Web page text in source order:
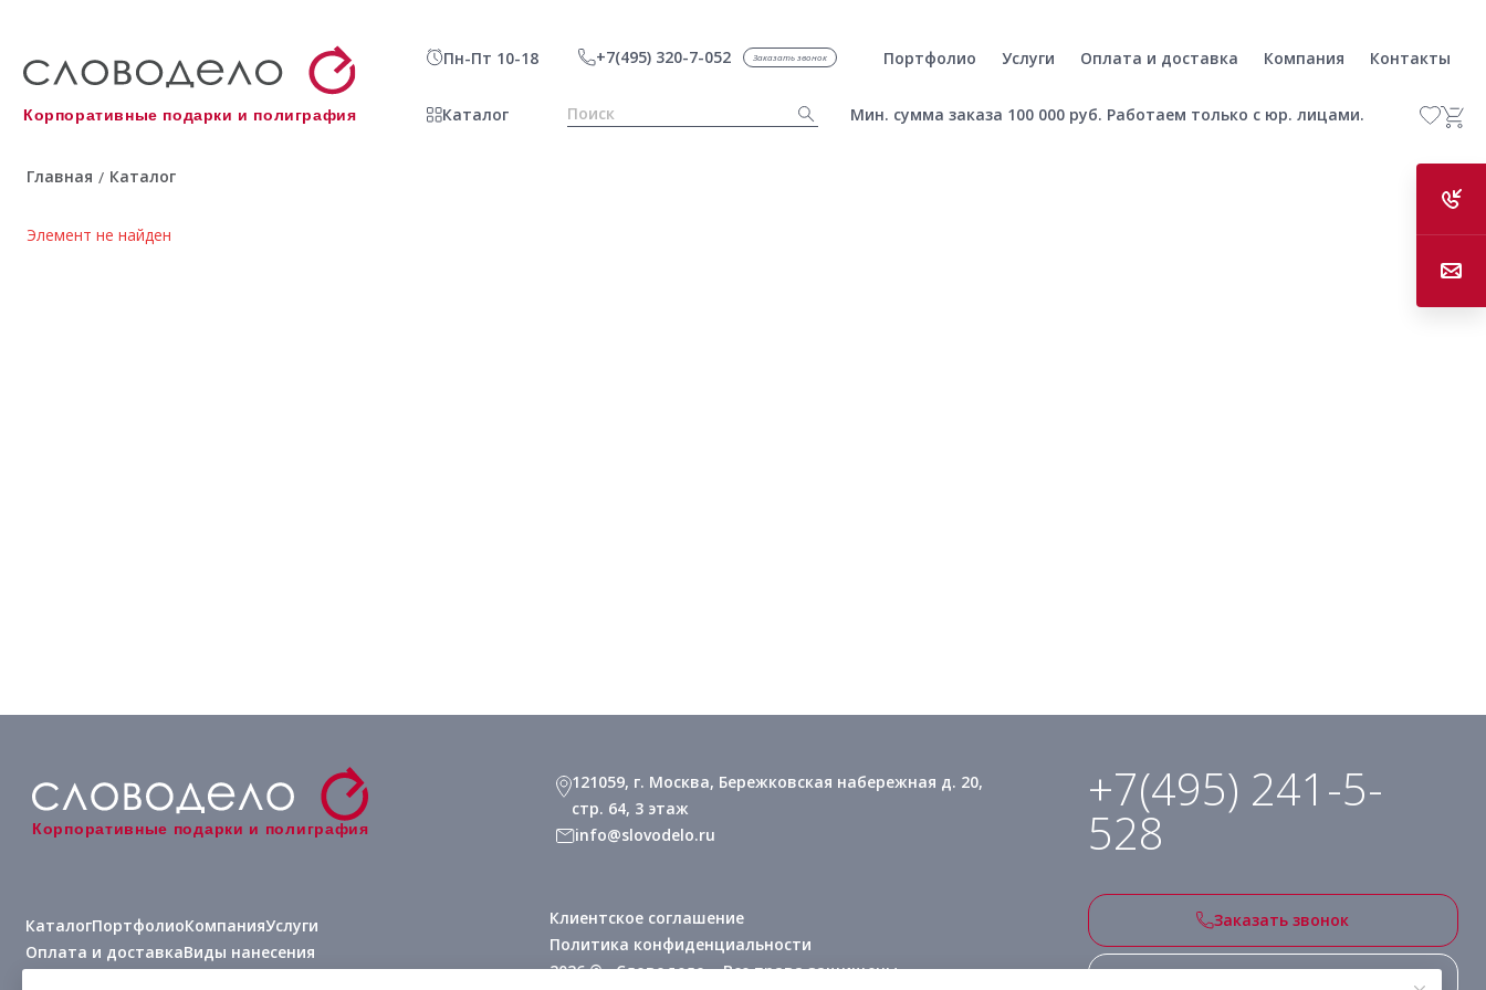
Корпоративные подарки и полиграфия
Пн-Пт 10-18 +7(495) 320-7-052 Заказать звонок Портфолио Услуги Оплата и доставка Компания Контакты
Каталог Мин. сумма заказа 100 000 руб. Работаем только с юр. лицами.
Главная / Каталог
Элемент не найден
Корпоративные подарки и полиграфия
КаталогПортфолиоКомпанияУслуги
Оплата и доставкаВиды нанесения
121059, г. Москва, Бережковская набережная д. 20,
стр. 64, 3 этаж
info@slovodelo.ru
+7(495) 241-5-
528
Заказать звонок
Клиентское соглашение
Политика конфиденциальности
2026 © «Словодело». Все права защищены